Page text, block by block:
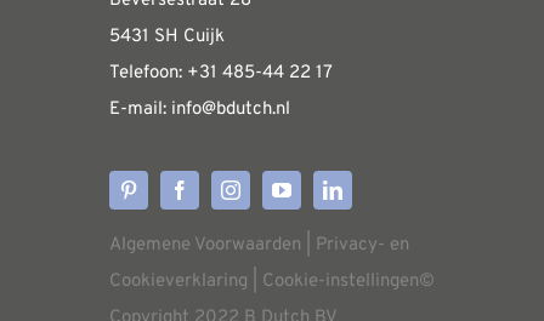
Algemene informatie &
Verzendkosten
Levertijden
Aflevering
5431 SH Cuijk
Telefoon: +31 485-44 22 17
E-mail: info@bdutch.nl
Algemene Voorwaarden
Privacy- en
Cookieverklaring
Cookie-instellingen©